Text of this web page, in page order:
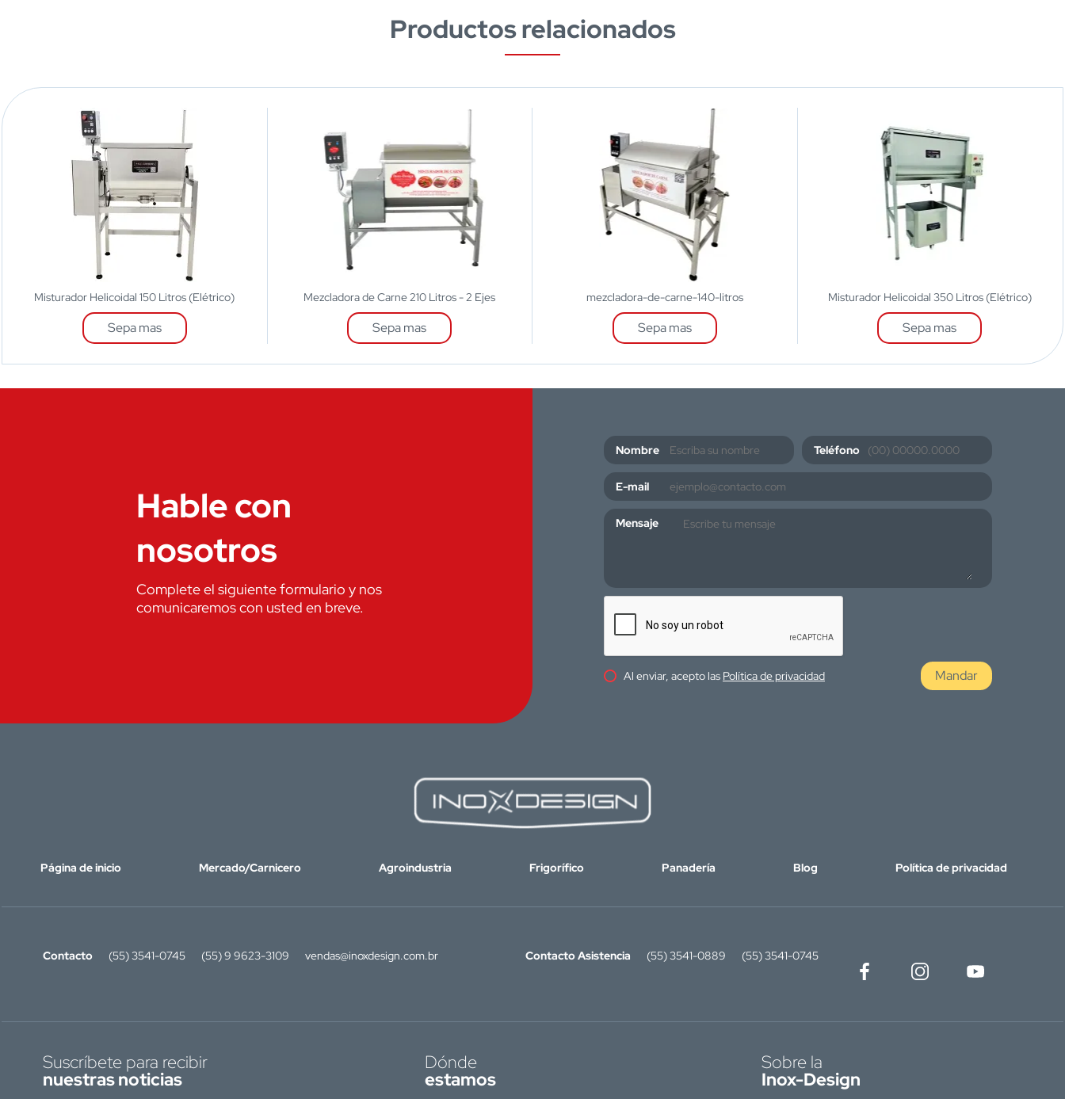
Productos relacionados
Misturador Helicoidal 150 Litros (Elétrico)
Sepa mas
Mezcladora de Carne 210 Litros - 2 Ejes
Sepa mas
mezcladora-de-carne-140-litros
Sepa mas
Misturador Helicoidal 350 Litros (Elétrico)
Sepa mas
Hable con
nosotros
Complete el siguiente formulario y nos
comunicaremos con usted en breve.
Nombre Teléfono
E-mail
Mensaje
Al enviar, acepto las Política de privacidad Mandar
Página de inicio Mercado/Carnicero Agroindustria Frigorífico Panadería Blog Política de privacidad
Contacto (55) 3541-0745 (55) 9 9623-3109 vendas@inoxdesign.com.br Contacto Asistencia (55) 3541-0889 (55) 3541-0745
Suscríbete para recibir
nuestras noticias
Dónde
estamos
Sobre la
Inox-Design